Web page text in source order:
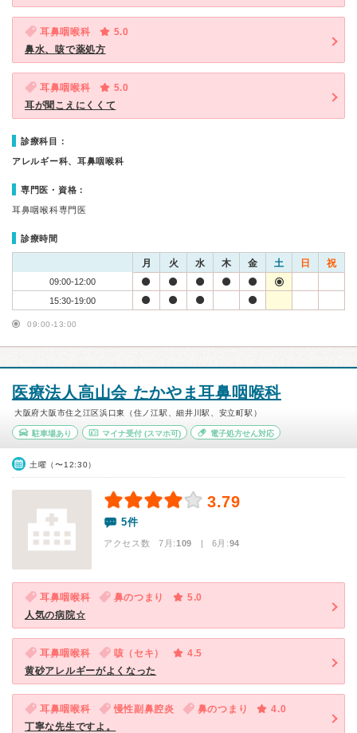
耳鼻咽喉科
5.0
鼻水、咳で薬処方
耳鼻咽喉科
5.0
耳が聞こえにくくて
診療科目：
アレルギー科、耳鼻咽喉科
専門医・資格：
耳鼻咽喉科専門医
診療時間
月 火 水 木 金 土 日 祝
09:00-12:00
15:30-19:00
09:00-13:00
医療法人高山会 たかやま耳鼻咽喉科
大阪府大阪市住之江区浜口東（住ノ江駅、細井川駅、安立町駅）
駐車場あり マイナ受付(スマホ可) 電子処方せん対応
土曜（〜12:30）
3.79
5件
アクセス数 7月:109 | 6月:94
耳鼻咽喉科 鼻のつまり
5.0
人気の病院☆
耳鼻咽喉科 咳（セキ）
4.5
黄砂アレルギーがよくなった
耳鼻咽喉科 慢性副鼻腔炎 鼻のつまり
4.0
丁寧な先生ですよ。